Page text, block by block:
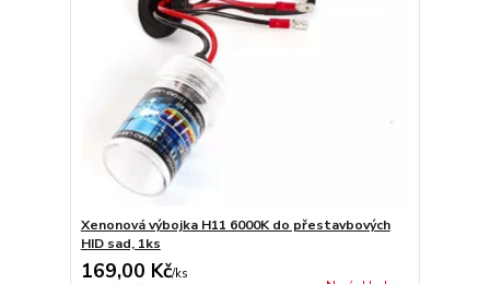
Xenonová výbojka H11 6000K do přestavbových
HID sad, 1ks
169,00 Kč/ks